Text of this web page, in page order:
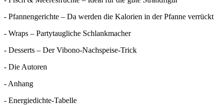
- Pfannengerichte – Da werden die Kalorien in der Pfanne verrückt
- Wraps – Partytaugliche Schlankmacher
- Desserts – Der Vibono-Nachspeise-Trick
- Die Autoren
- Anhang
- Energiedichte-Tabelle